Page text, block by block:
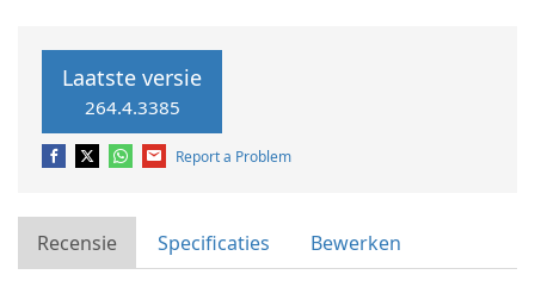
Laatste versie
264.4.3385
Report a Problem
Recensie Specificaties Bewerken